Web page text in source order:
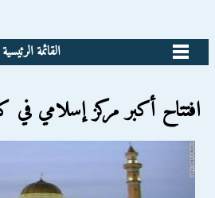
القائمة الرئيسية
افتتاح أكبر مركز إسلامي في